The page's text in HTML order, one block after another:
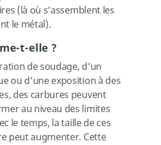
(là où s’assemblent les
le métal).
t-elle ?
de soudage, d’un
ou d’une exposition à des
des carbures peuvent
au niveau des limites
le temps, la taille de ces
peut augmenter. Cette